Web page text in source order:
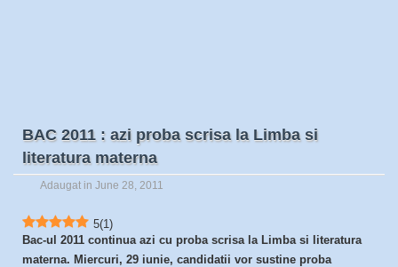
BAC 2011 : azi proba scrisa la Limba si
literatura materna
Adaugat in June 28, 2011
5(1)
Bac-ul 2011 continua azi cu proba scrisa la Limba si literatura
materna. Miercuri, 29 iunie, candidatii vor sustine proba